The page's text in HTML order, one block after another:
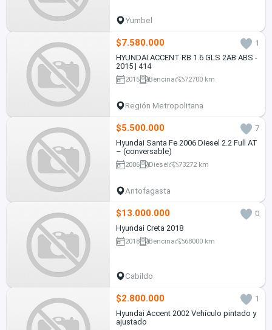
Yumbel
$7.580.000
1
HYUNDAI ACCENT RB 1.6 GLS 2AB ABS -
2015 | 414
2015 Bencina 72700 km
Región Metropolitana
$5.500.000
7
Hyundai Santa Fe 2006 Diesel 2.2 Full AT
– (conversable)
2006 Diesel 73272 km
Antofagasta
$13.000.000
0
Hyundai Creta 2018
2018 Bencina 68000 km
Cabildo
$2.800.000
1
Hyundai Accent 2002 Vehículo pintado y
ajustado